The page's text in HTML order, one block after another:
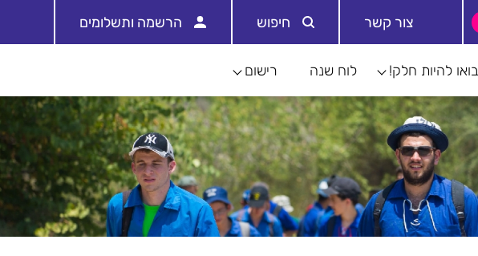
צור קשר חיפוש הרשמה ותשלומים
בואו להיות חלק! לוח שנה רישום